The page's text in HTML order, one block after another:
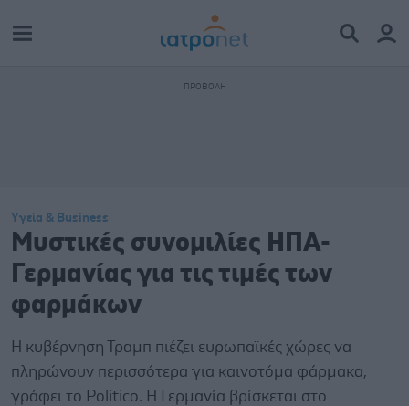
Υγεία & Business
Μυστικές συνομιλίες ΗΠΑ-
Γερμανίας για τις τιμές των
φαρμάκων
H κυβέρνηση Τραμπ πιέζει ευρωπαϊκές χώρες να
πληρώνουν περισσότερα για καινοτόμα φάρμακα,
γράφει το Politico. Η Γερμανία βρίσκεται στο